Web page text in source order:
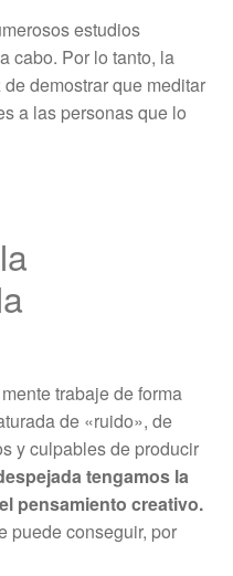
estudios
cabo. Por lo tanto, la
demostrar que meditar
a las personas que lo
trabaje de forma
de «ruido», de
y culpables de producir
tengamos la
pensamiento creativo.
puede conseguir, por